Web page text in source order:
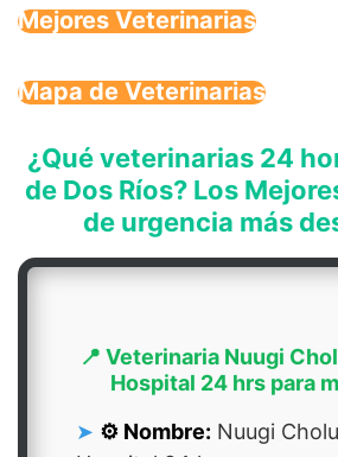
Mejores Veterinarias
Mapa de Veterinarias
¿Qué veterinarias 24
de Dos Ríos? Los
de urgencia más
📍 Veterinaria Nuugi
Hospital 24 hrs para
⚙️ Nombre: Nuugi